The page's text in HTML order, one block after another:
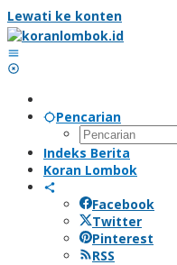
Lewati ke konten
Pencarian
Indeks Berita
Koran Lombok
Facebook
Twitter
Pinterest
RSS